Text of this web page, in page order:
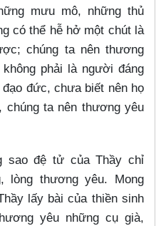
mưu mô, những thủ
có thể hễ hở một chút là
chúng ta nên thương
phải là người đáng
đức, chưa biết nên họ
chúng ta nên thương yêu
sao đệ tử của Thầy chỉ
lòng thương yêu. Mong
lấy bài của thiền sinh
yêu những cụ già,